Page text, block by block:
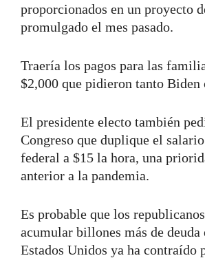
proporcionados en un proyecto
promulgado el mes pasado.
Traería los pagos para las
$2,000 que pidieron tanto Biden
El presidente electo también
Congreso que duplique el
federal a $15 la hora, una
anterior a la pandemia.
Es probable que los
acumular billones más de deuda
Estados Unidos ya ha contraído